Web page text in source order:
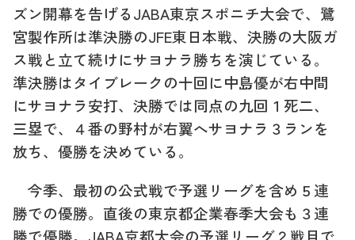
ズン開幕を告げるJABA東京スポニチ大会で、鷺
宮製作所は準決勝のJFE東日本戦、決勝の大阪ガ
ス戦と立て続けにサヨナラ勝ちを演じている。
準決勝はタイブレークの十回に中島優が右中間
にサヨナラ安打、決勝では同点の九回１死二、
三塁で、４番の野村が右翼へサヨナラ３ランを
放ち、優勝を決めている。
今季、最初の公式戦で予選リーグを含め５連
勝での優勝。直後の東京都企業春季大会も３連